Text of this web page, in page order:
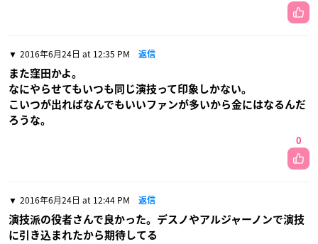
2016年6月24日 at 12:35 PM 返信
また窪田かよ。
なにやらせてもいつも同じ演技って印象しかない。
こいつが出ればなんでもいいファンが多いから金にはなるんだ
ろうな。
0
2016年6月24日 at 12:44 PM 返信
演技派の役者さんで良かった。デスノやアルジャーノンで演技
に引き込まれたから期待してる